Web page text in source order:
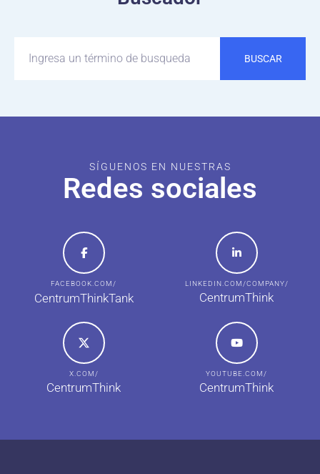
BUSCAR
SÍGUENOS EN NUESTRAS
Redes sociales
FACEBOOK.COM/
CentrumThinkTank
LINKEDIN.COM/COMPANY/
CentrumThink
X.COM/
CentrumThink
YOUTUBE.COM/
CentrumThink